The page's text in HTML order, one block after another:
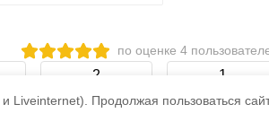
Liveinternet). Продолжая пользоваться
по оценке 4
2 1